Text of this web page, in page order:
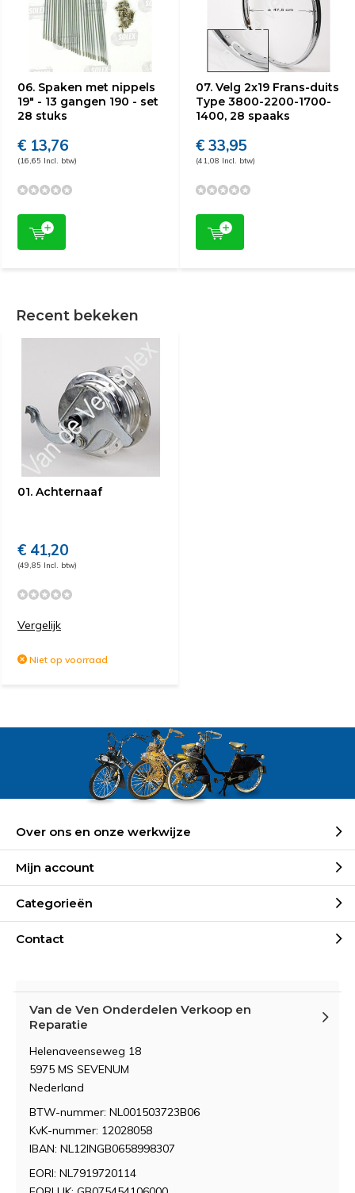
06. Spaken met nippels
19" - 13 gangen 190 - set
28 stuks
€ 13,76
(16,65 Incl. btw)
07. Velg 2x19 Frans-duits
Type 3800-2200-1700-
1400, 28 spaaks
€ 33,95
(41,08 Incl. btw)
Recent bekeken
01. Achternaaf
€ 41,20
(49,85 Incl. btw)
Vergelijk
Niet op voorraad
Over ons en onze werkwijze
Mijn account
Categorieën
Contact
Van de Ven Onderdelen Verkoop en
Reparatie
Helenaveenseweg 18
5975 MS SEVENUM
Nederland
BTW-nummer: NL001503723B06
KvK-nummer: 12028058
IBAN: NL12INGB0658998307
EORI: NL7919720114